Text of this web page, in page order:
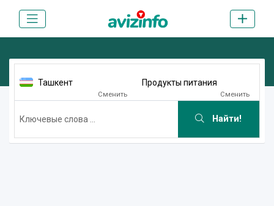
Ташкент
Сменить
Продукты питания
Сменить
Найти!